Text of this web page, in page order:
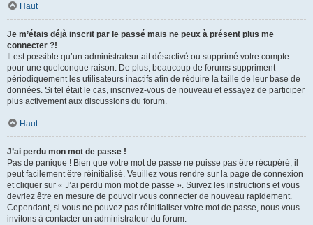
Haut
Je m’étais déjà inscrit par le passé mais ne peux à présent plus me
connecter ?!
Il est possible qu’un administrateur ait désactivé ou supprimé votre compte
pour une quelconque raison. De plus, beaucoup de forums suppriment
périodiquement les utilisateurs inactifs afin de réduire la taille de leur base de
données. Si tel était le cas, inscrivez-vous de nouveau et essayez de participer
plus activement aux discussions du forum.
Haut
J’ai perdu mon mot de passe !
Pas de panique ! Bien que votre mot de passe ne puisse pas être récupéré, il
peut facilement être réinitialisé. Veuillez vous rendre sur la page de connexion
et cliquer sur « J’ai perdu mon mot de passe ». Suivez les instructions et vous
devriez être en mesure de pouvoir vous connecter de nouveau rapidement.
Cependant, si vous ne pouvez pas réinitialiser votre mot de passe, nous vous
invitons à contacter un administrateur du forum.